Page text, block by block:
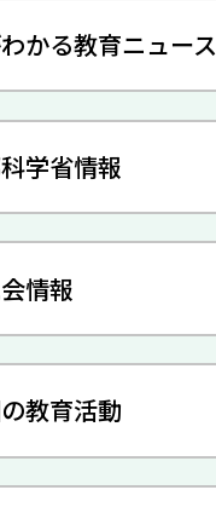
かる教育ニュース
学省情報
情報
教育活動